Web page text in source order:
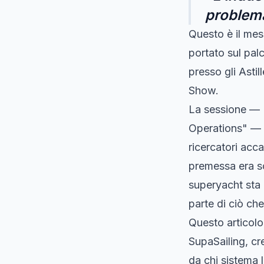
Questo è il
portato sul
presso gli
Show.
La sessione —
Operations" —
ricercatori
premessa era
superyacht sta
parte di ciò
Questo
SupaSailing,
da chi sistema